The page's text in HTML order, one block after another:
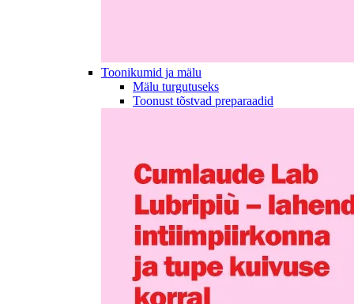
Toonikumid ja mälu
Mälu turgutuseks
Toonust tõstvad preparaadid